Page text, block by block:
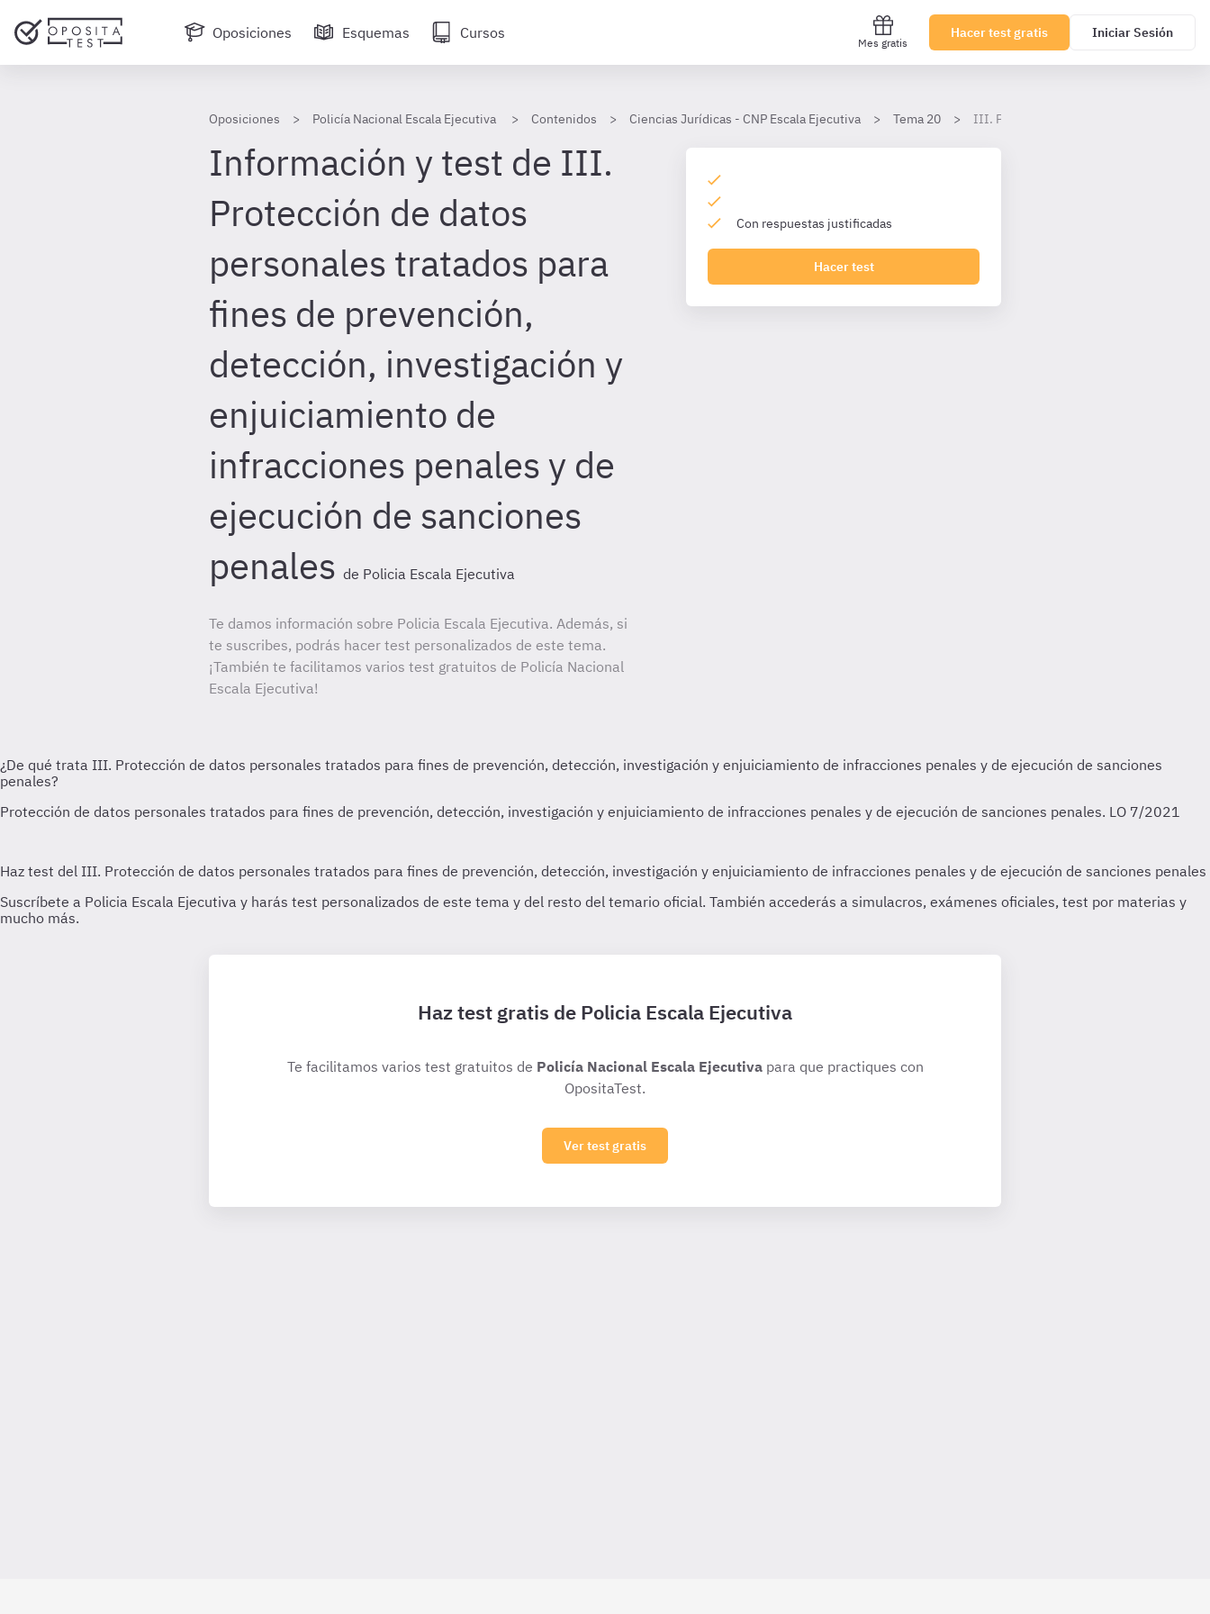
Oposiciones Esquemas Cursos
Mes gratis
Hacer test gratis Iniciar Sesión
Oposiciones Policía Nacional Escala Ejecutiva Contenidos Ciencias Jurídicas - CNP Escala Ejecutiva Tema 20 III. Protección de datos personales
Información y test de III.
Protección de datos
personales tratados para
fines de prevención,
detección, investigación y
enjuiciamiento de
infracciones penales y de
ejecución de sanciones
penales de Policia Escala Ejecutiva
Te damos información sobre Policia Escala Ejecutiva. Además, si
te suscribes, podrás hacer test personalizados de este tema.
¡También te facilitamos varios test gratuitos de Policía Nacional
Escala Ejecutiva!
Con respuestas justificadas
Hacer test
Haz test gratis de Policia Escala Ejecutiva
Te facilitamos varios test gratuitos de Policía Nacional Escala Ejecutivapara que practiques con
OpositaTest.
Ver test gratis